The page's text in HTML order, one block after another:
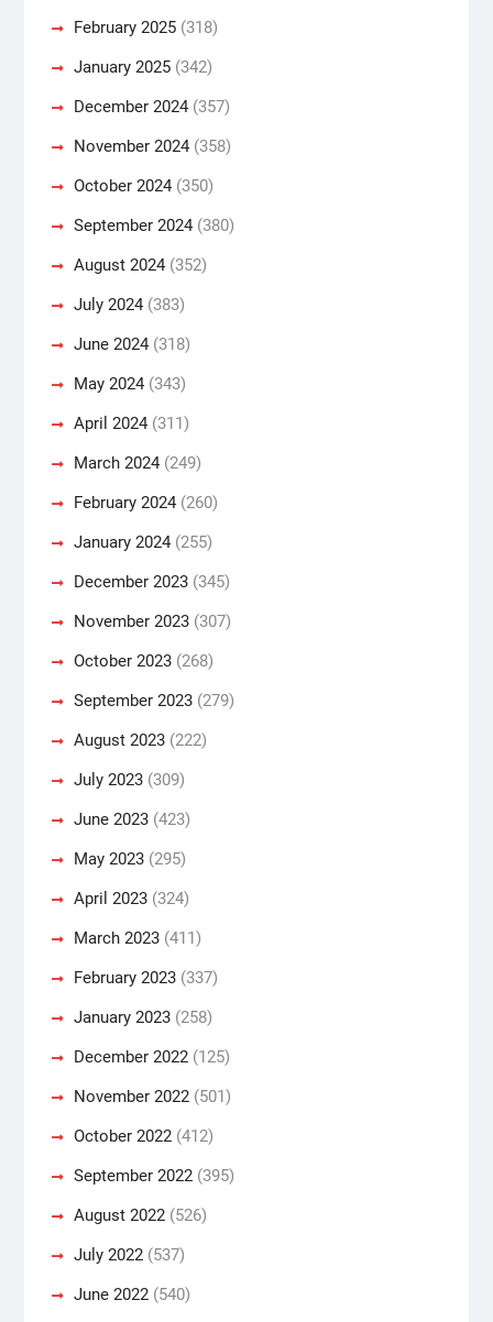
February 2025(318)
January 2025(342)
December 2024(357)
November 2024(358)
October 2024(350)
September 2024(380)
August 2024(352)
July 2024(383)
June 2024(318)
May 2024(343)
April 2024(311)
March 2024(249)
February 2024(260)
January 2024(255)
December 2023(345)
November 2023(307)
October 2023(268)
September 2023(279)
August 2023(222)
July 2023(309)
June 2023(423)
May 2023(295)
April 2023(324)
March 2023(411)
February 2023(337)
January 2023(258)
December 2022(125)
November 2022(501)
October 2022(412)
September 2022(395)
August 2022(526)
July 2022(537)
June 2022(540)